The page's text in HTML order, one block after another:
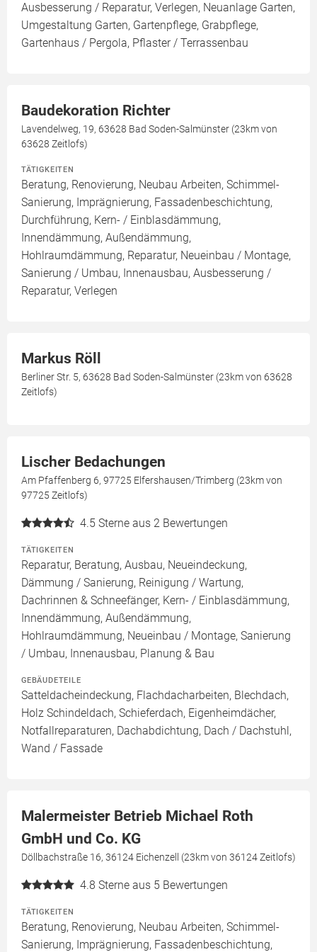
Ausbesserung / Reparatur, Verlegen, Neuanlage Garten,
Umgestaltung Garten, Gartenpflege, Grabpflege,
Gartenhaus / Pergola, Pflaster / Terrassenbau
Baudekoration Richter
Lavendelweg, 19, 63628 Bad Soden-Salmünster (23km von
63628 Zeitlofs)
TÄTIGKEITEN
Beratung, Renovierung, Neubau Arbeiten, Schimmel-
Sanierung, Imprägnierung, Fassadenbeschichtung,
Durchführung, Kern- / Einblasdämmung,
Innendämmung, Außendämmung,
Hohlraumdämmung, Reparatur, Neueinbau / Montage,
Sanierung / Umbau, Innenausbau, Ausbesserung /
Reparatur, Verlegen
Markus Röll
Berliner Str. 5, 63628 Bad Soden-Salmünster (23km von 63628
Zeitlofs)
Lischer Bedachungen
Am Pfaffenberg 6, 97725 Elfershausen/Trimberg (23km von
97725 Zeitlofs)
4.5 Sterne aus 2 Bewertungen
TÄTIGKEITEN
Reparatur, Beratung, Ausbau, Neueindeckung,
Dämmung / Sanierung, Reinigung / Wartung,
Dachrinnen & Schneefänger, Kern- / Einblasdämmung,
Innendämmung, Außendämmung,
Hohlraumdämmung, Neueinbau / Montage, Sanierung
/ Umbau, Innenausbau, Planung & Bau
GEBÄUDETEILE
Satteldacheindeckung, Flachdacharbeiten, Blechdach,
Holz Schindeldach, Schieferdach, Eigenheimdächer,
Notfallreparaturen, Dachabdichtung, Dach / Dachstuhl,
Wand / Fassade
Malermeister Betrieb Michael Roth
GmbH und Co. KG
Döllbachstraße 16, 36124 Eichenzell (23km von 36124 Zeitlofs)
4.8 Sterne aus 5 Bewertungen
TÄTIGKEITEN
Beratung, Renovierung, Neubau Arbeiten, Schimmel-
Sanierung, Imprägnierung, Fassadenbeschichtung,